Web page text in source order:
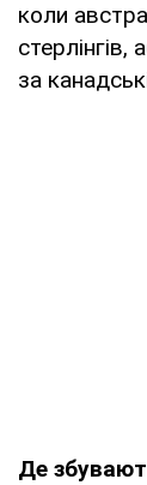
коли
за
Де